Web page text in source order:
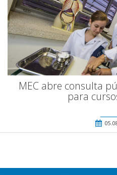
MEC abre consulta
para